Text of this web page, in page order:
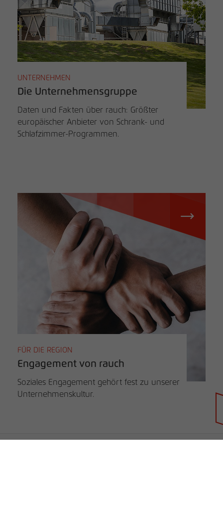
UNTERNEHMEN
Die Unternehmensgruppe
Daten und Fakten über rauch: Größter
europäischer Anbieter von Schrank- und
Schlafzimmer-Programmen.
FÜR DIE REGION
Engagement von rauch
Soziales Engagement gehört fest zu unserer
Unternehmenskultur.